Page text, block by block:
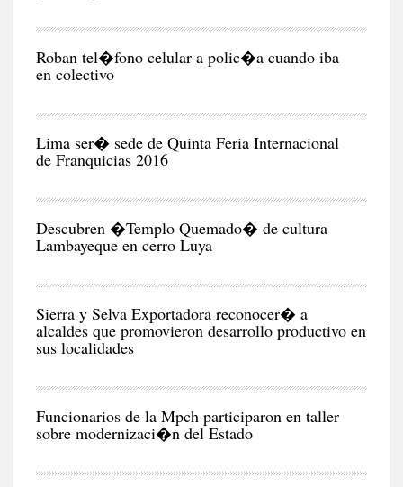
Roban tel�fono celular a polic�a cuando iba
en colectivo
Lima ser� sede de Quinta Feria Internacional
de Franquicias 2016
Descubren �Templo Quemado� de cultura
Lambayeque en cerro Luya
Sierra y Selva Exportadora reconocer� a
alcaldes que promovieron desarrollo productivo en
sus localidades
Funcionarios de la Mpch participaron en taller
sobre modernizaci�n del Estado